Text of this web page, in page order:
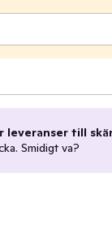
leveranser till
Smidigt va?